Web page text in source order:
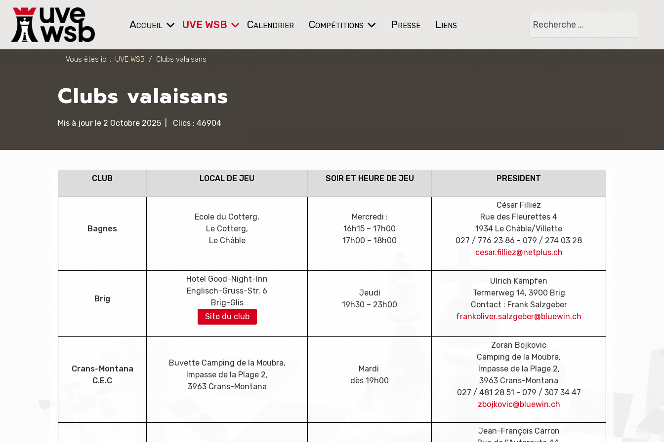
Accueil UVE WSB Calendrier Compétitions Presse Liens
Vous êtes ici : UVE WSB Clubs valaisans
Clubs valaisans
Mis à jour le 2 Octobre 2025 Clics : 46904
CLUB LOCAL DE JEU SOIR ET HEURE DE JEU PRESIDENT
Bagnes
Ecole du Cotterg,
Le Cotterg,
Le Châble
Mercredi :
16h15 – 17h00
17h00 – 18h00
César Filliez
Rue des Fleurettes 4
1934 Le Châble/Villette
027 / 776 23 86 - 079 / 274 03 28
cesar.filliez@netplus.ch
Brig
Hotel Good-Night-Inn
Englisch-Gruss-Str. 6
Brig-Glis
Site du club
Jeudi
19h30 – 23h00
Ulrich Kämpfen
Termerweg 14, 3900 Brig
Contact : Frank Salzgeber
frankoliver.salzgeber@bluewin.ch
Crans-Montana
C.E.C
Buvette Camping de la Moubra,
Impasse de la Plage 2,
3963 Crans-Montana
Mardi
dès 19h00
Zoran Bojkovic
Camping de la Moubra,
Impasse de la Plage 2,
3963 Crans-Montana
027 / 481 28 51 - 079 / 307 34 47
zbojkovic@bluewin.ch
Jean-François Carron